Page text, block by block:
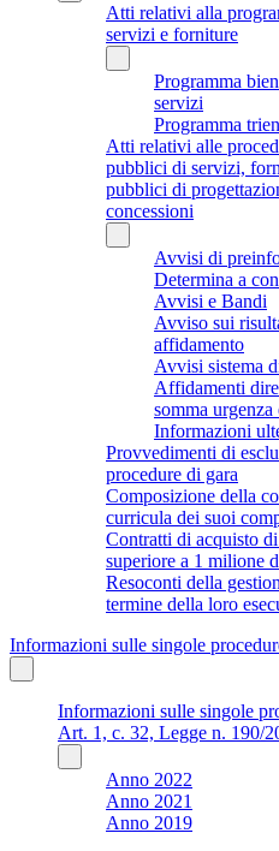
Atti relativi alla
servizi e forniture
Programma
servizi
Programma
Atti relativi alle
pubblici di servizi,
pubblici di
concessioni
Avvisi di
Determina a
Avvisi e Bandi
Avviso sui
affidamento
Avvisi sistema
Affidamenti
somma
Informazioni
Provvedimenti di
procedure di gara
Composizione della
curricula dei suoi
Contratti di acquisto
superiore a 1 milione
Resoconti della
termine della loro
Informazioni sulle singole
Informazioni sulle singole
Art. 1, c. 32, Legge n. 190/
Anno 2022
Anno 2021
Anno 2019